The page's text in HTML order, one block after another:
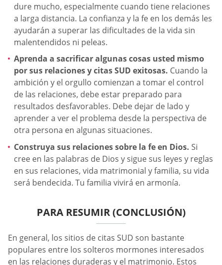
dure mucho, especialmente cuando tiene relaciones
a larga distancia. La confianza y la fe en los demás les
ayudarán a superar las dificultades de la vida sin
malentendidos ni peleas.
Aprenda a sacrificar algunas cosas usted mismo
por sus relaciones y citas SUD exitosas. Cuando la
ambición y el orgullo comienzan a tomar el control
de las relaciones, debe estar preparado para
resultados desfavorables. Debe dejar de lado y
aprender a ver el problema desde la perspectiva de
otra persona en algunas situaciones.
Construya sus relaciones sobre la fe en Dios. Si
cree en las palabras de Dios y sigue sus leyes y reglas
en sus relaciones, vida matrimonial y familia, su vida
será bendecida. Tu familia vivirá en armonía.
PARA RESUMIR (CONCLUSIÓN)
En general, los sitios de citas SUD son bastante
populares entre los solteros mormones interesados
en las relaciones duraderas y el matrimonio. Estos